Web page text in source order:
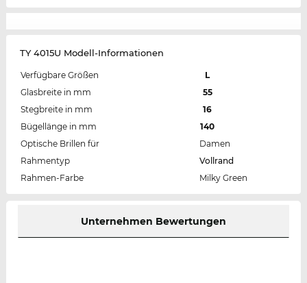
TY 4015U Modell-Informationen
Verfügbare Größen
L
Glasbreite in mm
55
Stegbreite in mm
16
Bügellänge in mm
140
Optische Brillen für
Damen
Rahmentyp
Vollrand
Rahmen-Farbe
Milky Green
Unternehmen Bewertungen